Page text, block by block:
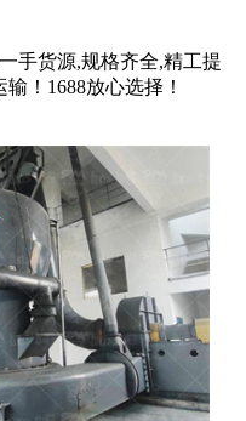
手货源,规格齐全,精工提
！1688放心选择！